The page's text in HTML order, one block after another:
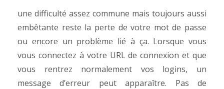
une difficulté assez commune mais toujours aussi
embêtante reste la perte de votre mot de passe
ou encore un problème lié à ça. Lorsque vous
vous connectez à votre URL de connexion et que
vous rentrez normalement vos logins, un
message d’erreur peut apparaître. Pas de